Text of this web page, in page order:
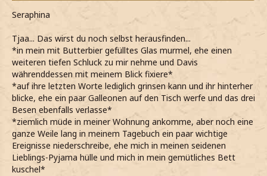
*klarstelle*
ziemlich egal ist*
*den Whisky austrinke*
Ich habe wirklich besseres zu tun als mir sowas
anzuhören.
*meine und einfach gehe, vorher natürlich noch an der
Theke bezahle*
Seraphina
Tjaa... Das wirst du noch selbst herausfinden...
*in mein mit Butterbier gefülltes Glas murmel, ehe einen
weiteren tiefen Schluck zu mir nehme und Davis
währenddessen mit meinem Blick fixiere*
*auf ihre letzten Worte lediglich grinsen kann und ihr hinterher
blicke, ehe ein paar Galleonen auf den Tisch werfe und das drei
Besen ebenfalls verlasse*
*ziemlich müde in meiner Wohnung ankomme, aber noch eine
ganze Weile lang in meinem Tagebuch ein paar wichtige
Ereignisse niederschreibe, ehe mich in meinen seidenen
Lieblings-Pyjama hülle und mich in mein gemütliches Bett
kuschel*